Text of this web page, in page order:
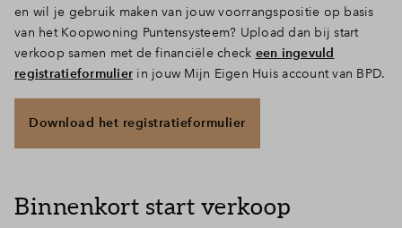
en wil je gebruik maken van jouw voorrangspositie op basis
van het Koopwoning Puntensysteem? Upload dan bij start
verkoop samen met de financiële check een ingevuld
registratieformulier in jouw Mijn Eigen Huis account van BPD.
Download het registratieformulier
Binnenkort start verkoop